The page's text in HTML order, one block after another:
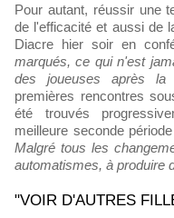
Pour autant, réussir une
de l'efficacité et aussi de
Diacre hier soir en
marqués, ce qui n'est
des joueuses après la
premières rencontres
été trouvés
meilleure seconde
Malgré tous les
automatismes, à produire
"VOIR D'AUTRES